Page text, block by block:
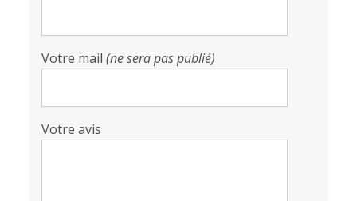
Votre mail(ne sera pas publié)
Votre avis